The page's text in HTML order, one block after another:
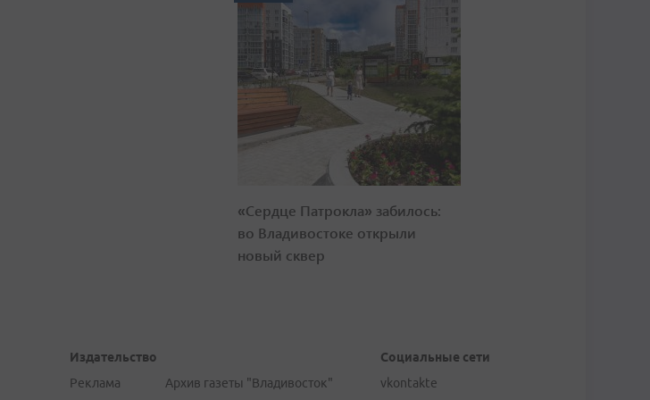
«Сердце Патрокла» забилось:
во Владивостоке открыли
новый сквер
Издательство
Реклама
Архив газеты "Владивосток"
Социальные сети
vkontakte